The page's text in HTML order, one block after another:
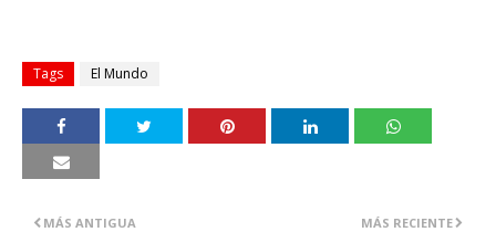
Tags El Mundo
MÁS RECIENTE
MÁS ANTIGUA